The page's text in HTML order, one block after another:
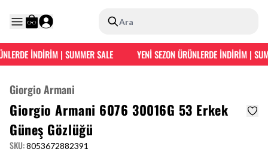
Ara
İNDİRİM | SUMMER SALE YENİ SEZON ÜRÜNLERDE İNDİRİM |
Giorgio Armani
Giorgio Armani 6076 30016G 53 Erkek
Güneş Gözlüğü
SKU:8053672882391